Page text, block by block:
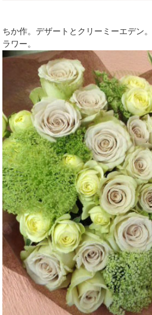
ちか作。デザートとクリーミーエデン
ラワー。